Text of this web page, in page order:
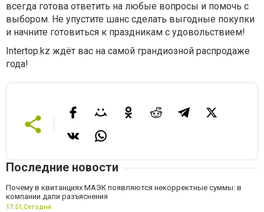
всегда готова ответить на любые вопросы и помочь с
выбором. Не упустите шанс сделать выгодные покупки
и начните готовиться к праздникам с удовольствием!
Intertop.kz ждёт вас на самой грандиозной распродаже
года!
Последние новости
Почему в квитанциях МАЭК появляются некорректные суммы: в
компании дали разъяснения
17:51,Сегодня